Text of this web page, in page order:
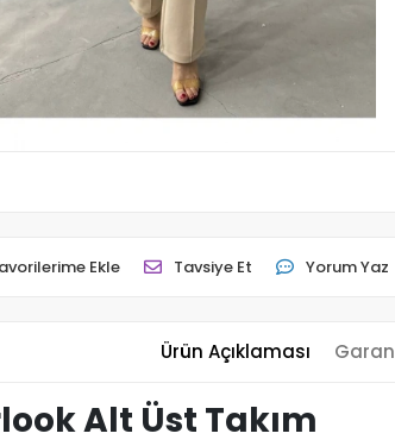
Ekle Tavsiye Et Yorum Yaz
Ürün Açıklaması
Alt Üst Takım